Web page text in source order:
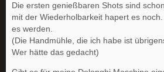
Die ersten genießbaren Shots sind
mit der Wiederholbarkeit hapert es
es werden.
(Die Handmühle, die ich habe ist
Wer hätte das gedacht)